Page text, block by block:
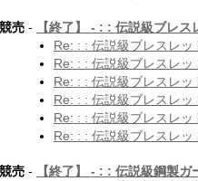
競売 - 【終了】 - : : 伝説級ブレス
Re: : : 伝説級ブレスレッ
Re: : : 伝説級ブレスレッ
Re: : : 伝説級ブレスレッ
Re: : : 伝説級ブレスレッ
Re: : : 伝説級ブレスレッ
Re: : : 伝説級ブレスレッ
競売 - 【終了】 - : : 伝説級鋼製ガ